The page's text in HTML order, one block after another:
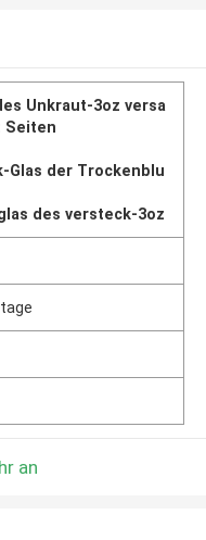
Unkraut-3oz versa
Seiten
Glas der Trockenblu
des versteck-3oz
an